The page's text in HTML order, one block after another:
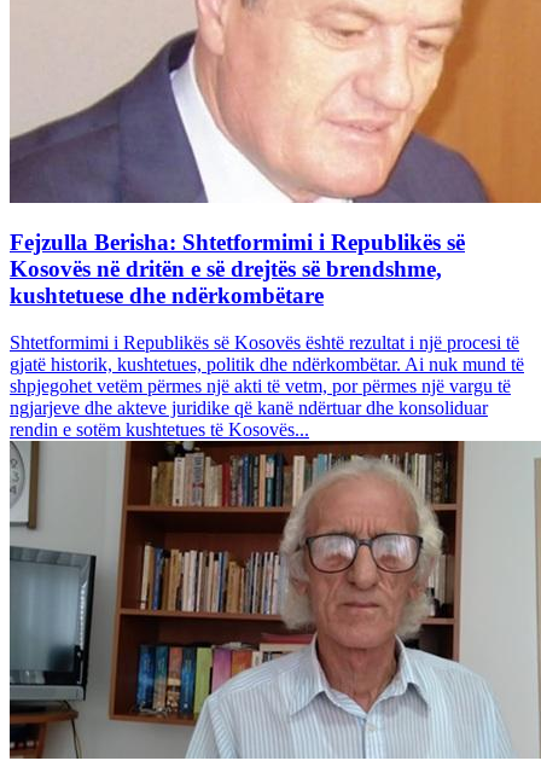
Fejzulla Berisha: Shtetformimi i Republikës së
Kosovës në dritën e së drejtës së brendshme,
kushtetuese dhe ndërkombëtare
Shtetformimi i Republikës së Kosovës është rezultat i një procesi të
gjatë historik, kushtetues, politik dhe ndërkombëtar. Ai nuk mund të
shpjegohet vetëm përmes një akti të vetm, por përmes një vargu të
ngjarjeve dhe akteve juridike që kanë ndërtuar dhe konsoliduar
rendin e sotëm kushtetues të Kosovës...